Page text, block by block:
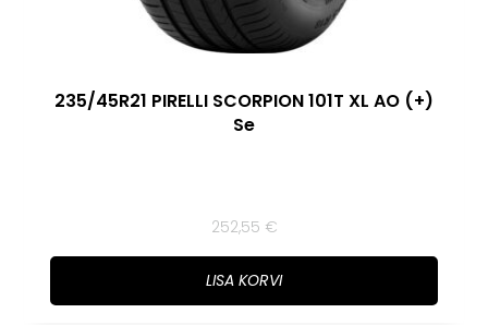
235/45R21 PIRELLI SCORPION 101T XL AO (+)
Se
252,55 €
LISA KORVI